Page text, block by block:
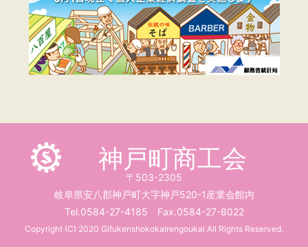
神戸町商工会
〒503-2305
岐阜県安八郡神戸町大字神戸520-1産業会館内
Tel.0584-27-4185 Fax.0584-27-8022
Copyright (C) 2020 Gifukenshokokairengoukai All Rights Reserved.